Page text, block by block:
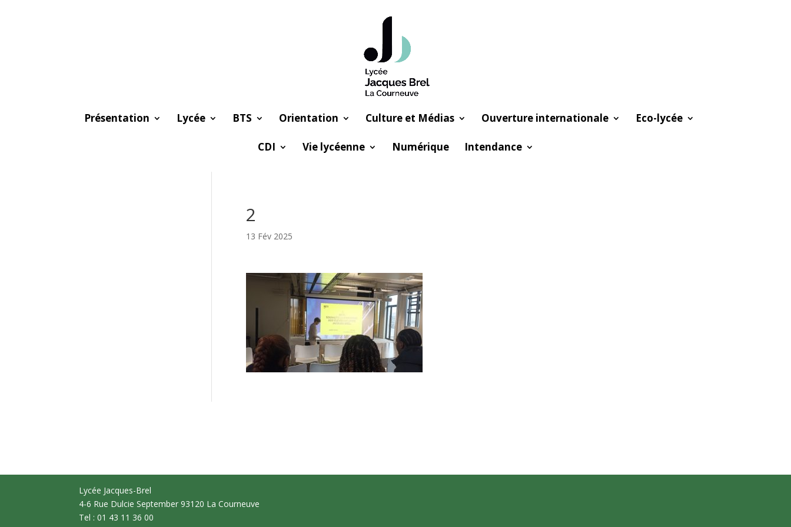
Présentation Lycée BTS Orientation Culture et Médias Ouverture internationale Eco-lycée
CDI Vie lycéenne Numérique Intendance
2
13 Fév 2025
Lycée Jacques-Brel
4-6 Rue Dulcie September 93120 La Courneuve
Tel : 01 43 11 36 00